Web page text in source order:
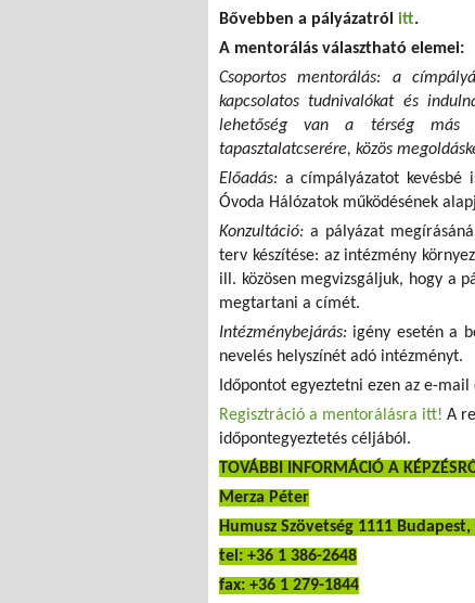
Bővebben a pályázatról itt.
A mentorálás választható elemei:
Csoportos mentorálás: a
kapcsolatos tudnivalókat és
lehetőség van a térség más
tapasztalatcserére, közös
Előadás: a címpályázatot kevésbé
Óvoda Hálózatok működésének
Konzultáció: a pályázat
terv készítése: az intézmény
ill. közösen megvizsgáljuk, hogy a
megtartani a címét.
Intézménybejárás: igény esetén a
nevelés helyszínét adó intézményt.
Időpontot egyeztetni ezen az e-
Regisztráció a mentorálásra itt! A
időpontegyeztetés céljából.
TOVÁBBI INFORMÁCIÓ A
Merza Péter
Humusz Szövetség 1111
tel: +36 1 386-2648
fax: +36 1 279-1844